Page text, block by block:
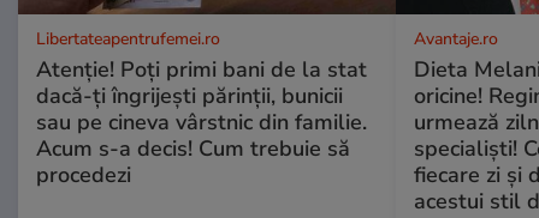
Libertateapentrufemei.ro
Atenție! Poți primi bani de la stat
dacă-ți îngrijești părinții, bunicii
sau pe cineva vârstnic din familie.
Acum s-a decis! Cum trebuie să
procedezi
Avantaje.ro
Dieta
oricine!
urmează
specialiști!
fiecare zi și
acestui stil